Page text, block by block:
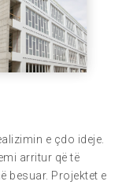
e çdo ideje.
arritur që të
besuar. Projektet e